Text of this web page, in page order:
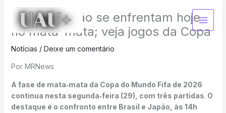
conteúdo
Brasil e Japão se enfrentam hoje
no mata-mata; veja jogos da Copa
Notícias / Deixe um comentário
Por MRNews
A fase de mata‑mata da Copa do Mundo Fifa de 2026
continua nesta segunda‑feira (29), com três partidas. O
destaque é o confronto entre Brasil e Japão, às 14h